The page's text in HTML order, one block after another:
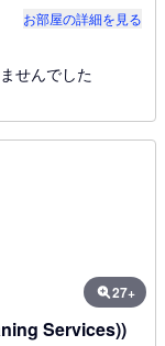
お部屋の詳細を見る
せんでした
27+
Services))